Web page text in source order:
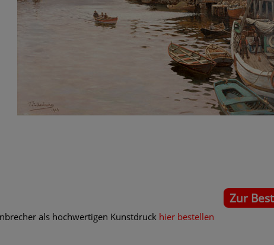
Zur
als hochwertigen Kunstdruck hier bestellen